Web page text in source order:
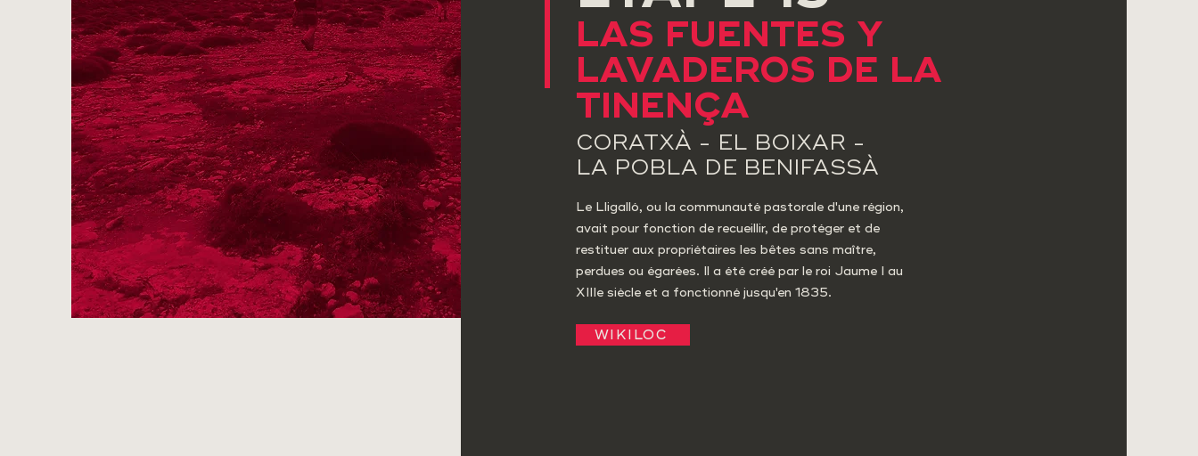
LAS FUENTES Y
LAVADEROS DE LA
TINENÇA
CORATXÀ - EL BOIXAR -
LA POBLA DE BENIFASSÀ
Le Lligalló, ou la communauté pastorale d'une région,
avait pour fonction de recueillir, de protéger et de
restituer aux propriétaires les bêtes sans maître,
perdues ou égarées. Il a été créé par le roi Jaume I au
XIIIe siècle et a fonctionné jusqu'en 1835.
WIKILOC